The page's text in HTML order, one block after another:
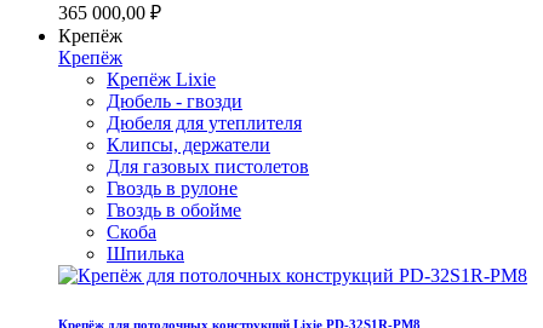
365 000,00 ₽
Крепёж
Крепёж
Крепёж Lixie
Дюбель - гвозди
Дюбеля для утеплителя
Клипсы, держатели
Для газовых пистолетов
Гвоздь в рулоне
Гвоздь в обойме
Скоба
Шпилька
Крепёж для потолочных конструкций Lixie PD-32S1R-PM8